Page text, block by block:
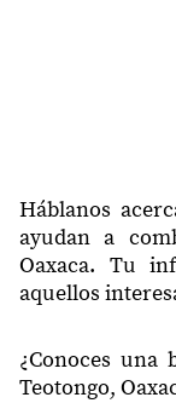
Háblanos
ayudan a
Oaxaca. Tu
aquellos
¿Conoces una
Teotongo,